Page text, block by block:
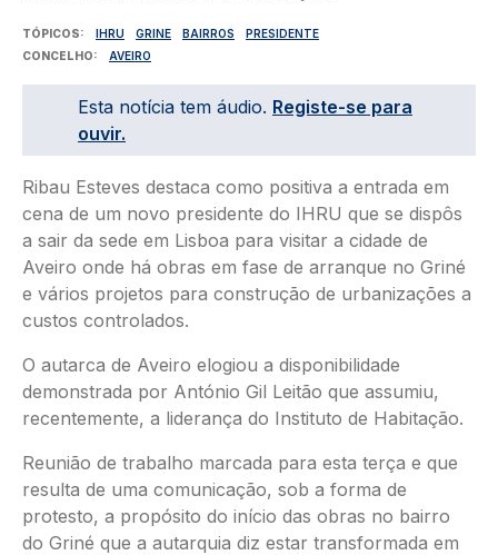
TÓPICOS IHRU GRINE BAIRROS
PRESIDENTE
CONCELHO
AVEIRO
Esta notícia tem áudio. Registe-se para
ouvir.
Ribau Esteves destaca como positiva a entrada em
cena de um novo presidente do IHRU que se dispôs
a sair da sede em Lisboa para visitar a cidade de
Aveiro onde há obras em fase de arranque no Griné
e vários projetos para construção de urbanizações a
custos controlados.
O autarca de Aveiro elogiou a disponibilidade
demonstrada por António Gil Leitão que assumiu,
recentemente, a liderança do Instituto de Habitação.
Reunião de trabalho marcada para esta terça e que
resulta de uma comunicação, sob a forma de
protesto, a propósito do início das obras no bairro
do Griné que a autarquia diz estar transformada em